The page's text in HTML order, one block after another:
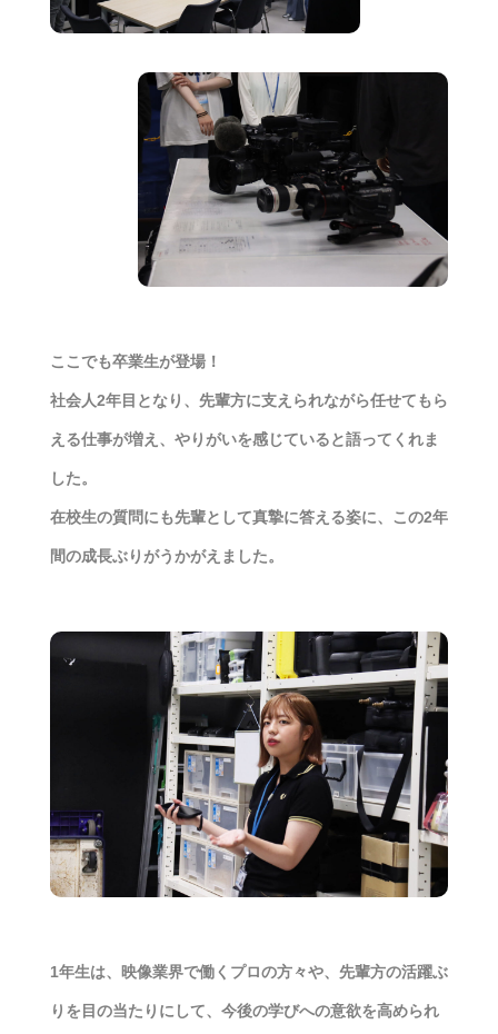
ここでも卒業生が登場！
社会人2年目となり、先輩方に支えられながら任せてもら
える仕事が増え、やりがいを感じていると語ってくれま
した。
在校生の質問にも先輩として真摯に答える姿に、この2年
間の成長ぶりがうかがえました。
1年生は、映像業界で働くプロの方々や、先輩方の活躍ぶ
りを目の当たりにして、今後の学びへの意欲を高められ